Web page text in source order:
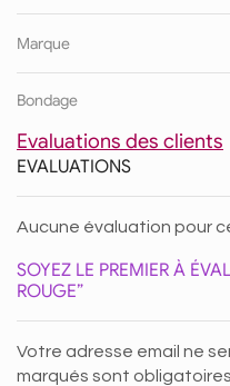
Marque
Bondage
Evaluations des clients
EVALUATIONS
Aucune évaluation pour
SOYEZ LE PREMIER À
ROUGE”
Votre adresse email ne
marqués sont obligatoires.